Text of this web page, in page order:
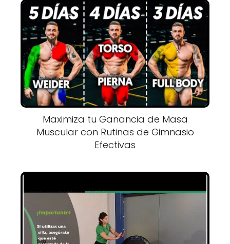
Maximiza tu Ganancia de Masa
Muscular con Rutinas de Gimnasio
Efectivas